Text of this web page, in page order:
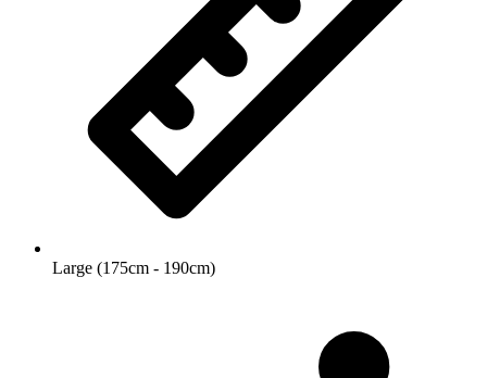
Large (175cm - 190cm)